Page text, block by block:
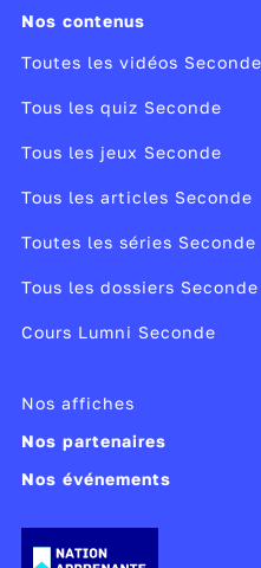
Nos contenus
Toutes les vidéos Seconde
Tous les quiz Seconde
Tous les jeux Seconde
Tous les articles Seconde
Toutes les séries Seconde
Tous les dossiers Seconde
Cours Lumni Seconde
Nos affiches
Nos partenaires
Nos événements